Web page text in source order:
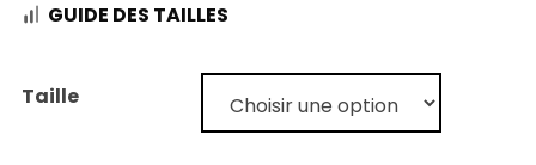
initial
actuel
GUIDE DES TAILLES
Taille